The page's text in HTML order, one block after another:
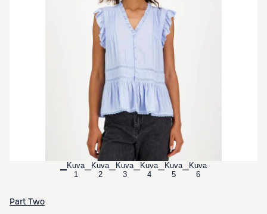
Avaa tuotekuva suurennettuna
Kuva
1
Kuva
2
Kuva
3
Kuva
4
Kuva
5
Kuva
6
Part Two